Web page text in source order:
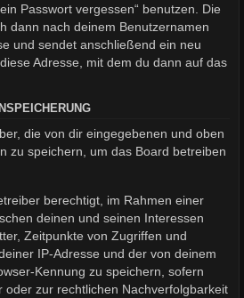
Passwort vergessen“ benutzen. Die
dann nach deinem Benutzernamen
und sendet anschließend ein neu
Adresse, mit dem du dann auf das
die von dir eingegebenen und oben
zu speichern, um das Board betreiben
berechtigt, im Rahmen einer
deinen und seinen Interessen
Zeitpunkte von Zugriffen und
IP-Adresse und der von deinem
Kennung zu speichern, sofern
oder zur rechtlichen Nachverfolgbarkeit